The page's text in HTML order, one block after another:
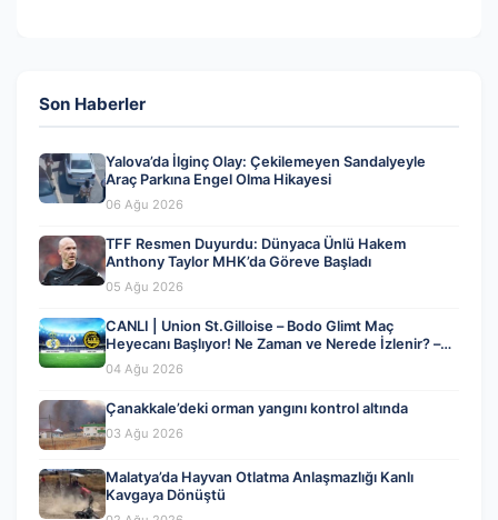
Son Haberler
Yalova’da İlginç Olay: Çekilemeyen Sandalyeyle
Araç Parkına Engel Olma Hikayesi
06 Ağu 2026
TFF Resmen Duyurdu: Dünyaca Ünlü Hakem
Anthony Taylor MHK’da Göreve Başladı
05 Ağu 2026
CANLI | Union St.Gilloise – Bodo Glimt Maç
Heyecanı Başlıyor! Ne Zaman ve Nerede İzlenir? –
04 Ağustos 2026
04 Ağu 2026
Çanakkale’deki orman yangını kontrol altında
03 Ağu 2026
Malatya’da Hayvan Otlatma Anlaşmazlığı Kanlı
Kavgaya Dönüştü